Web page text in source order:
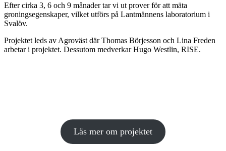
Efter cirka 3, 6 och 9 månader tar vi ut prover för att mäta
groningsegenskaper, vilket utförs på Lantmännens laboratorium i
Svalöv.
Projektet leds av Agroväst där Thomas Börjesson och Lina Freden
arbetar i projektet. Dessutom medverkar Hugo Westlin, RISE.
Läs mer om projektet